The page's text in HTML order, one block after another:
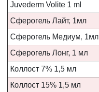
Juvederm Volite 1 ml
Сферогель Лайт, 1мл
Сферогель Медиум, 1мл
Сферогель Лонг, 1 мл
Коллост 7% 1,5 мл
Коллост 15% 1,5 мл